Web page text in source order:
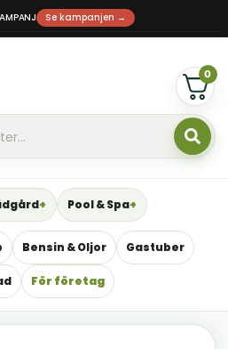
Se kampanjen →
0
Pool & Spa
Bensin & Oljor Gastuber
För företag